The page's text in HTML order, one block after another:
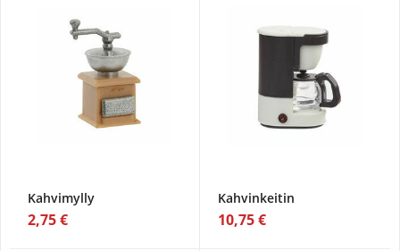
Kahvimylly
2,75 €
Kahvinkeitin
10,75 €